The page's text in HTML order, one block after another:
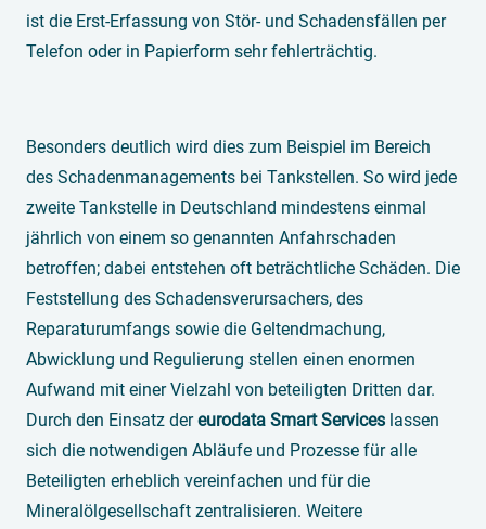
ist die Erst-Erfassung von Stör- und Schadensfällen per
Telefon oder in Papierform sehr fehlerträchtig.
Besonders deutlich wird dies zum Beispiel im Bereich
des Schadenmanagements bei Tankstellen. So wird jede
zweite Tankstelle in Deutschland mindestens einmal
jährlich von einem so genannten Anfahrschaden
betroffen; dabei entstehen oft beträchtliche Schäden. Die
Feststellung des Schadensverursachers, des
Reparaturumfangs sowie die Geltendmachung,
Abwicklung und Regulierung stellen einen enormen
Aufwand mit einer Vielzahl von beteiligten Dritten dar.
Durch den Einsatz dereurodata Smart Services lassen
sich die notwendigen Abläufe und Prozesse für alle
Beteiligten erheblich vereinfachen und für die
Mineralölgesellschaft zentralisieren. Weitere